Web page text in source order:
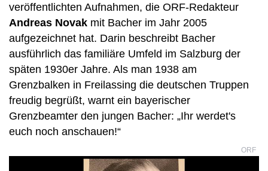
veröffentlichten Aufnahmen, die ORF-Redakteur
Andreas Novak mit Bacher im Jahr 2005
aufgezeichnet hat. Darin beschreibt Bacher
ausführlich das familiäre Umfeld im Salzburg der
späten 1930er Jahre. Als man 1938 am
Grenzbalken in Freilassing die deutschen Truppen
freudig begrüßt, warnt ein bayerischer
Grenzbeamter den jungen Bacher: „Ihr werdet's
euch noch anschauen!“
ORF